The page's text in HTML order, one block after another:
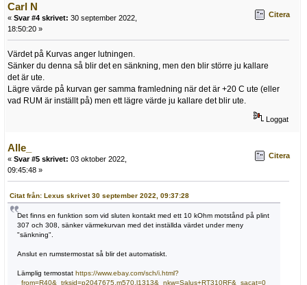
Carl N
« Svar #4 skrivet: 30 september 2022,
18:50:20 »
Citera
Värdet på Kurvas anger lutningen.
Sänker du denna så blir det en sänkning, men den blir större ju kallare
det är ute.
Lägre värde på kurvan ger samma framledning när det är +20 C ute (eller
vad RUM är inställt på) men ett lägre värde ju kallare det blir ute.
Loggat
Alle_
« Svar #5 skrivet: 03 oktober 2022,
09:45:48 »
Citera
Citat från: Lexus skrivet 30 september 2022, 09:37:28
Det finns en funktion som vid sluten kontakt med ett 10 kOhm motstånd på plint
307 och 308, sänker värmekurvan med det inställda värdet under meny
"sänkning".
Anslut en rumstermostat så blir det automatiskt.
Lämplig termostat https://www.ebay.com/sch/i.html?
_from=R40&_trksid=p2047675.m570.l1313&_nkw=Salus+RT310RF&_sacat=0